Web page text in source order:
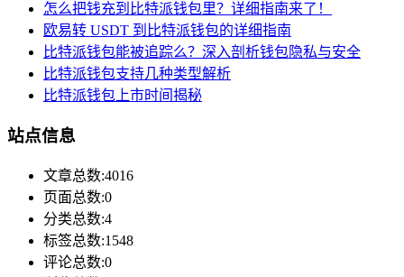
怎么把钱充到比特派钱包里？详细指南来了！
欧易转 USDT 到比特派钱包的详细指南
比特派钱包能被追踪么？深入剖析钱包隐私与安全
比特派钱包支持几种类型解析
比特派钱包上市时间揭秘
站点信息
文章总数:4016
页面总数:0
分类总数:4
标签总数:1548
评论总数:0